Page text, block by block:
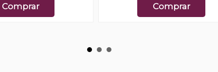
Comprar Comprar